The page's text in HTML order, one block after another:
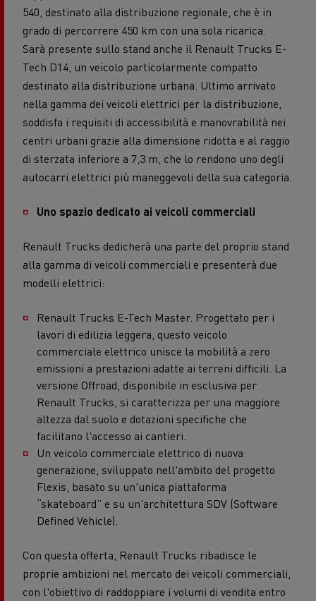
540, destinato alla distribuzione regionale, che è in
grado di percorrere 450 km con una sola ricarica.
Sarà presente sullo stand anche il Renault Trucks E-
Tech D14, un veicolo particolarmente compatto
destinato alla distribuzione urbana. Ultimo arrivato
nella gamma dei veicoli elettrici per la distribuzione,
soddisfa i requisiti di accessibilità e manovrabilità nei
centri urbani grazie alla dimensione ridotta e al raggio
di sterzata inferiore a 7,3 m, che lo rendono uno degli
autocarri elettrici più maneggevoli della sua categoria.
Uno spazio dedicato ai veicoli commerciali
Renault Trucks dedicherà una parte del proprio stand
alla gamma di veicoli commerciali e presenterà due
modelli elettrici:
Renault Trucks E-Tech Master. Progettato per i
lavori di edilizia leggera, questo veicolo
commerciale elettrico unisce la mobilità a zero
emissioni a prestazioni adatte ai terreni difficili. La
versione Offroad, disponibile in esclusiva per
Renault Trucks, si caratterizza per una maggiore
altezza dal suolo e dotazioni specifiche che
facilitano l'accesso ai cantieri.
Un veicolo commerciale elettrico di nuova
generazione, sviluppato nell'ambito del progetto
Flexis, basato su un'unica piattaforma
“skateboard” e su un'architettura SDV (Software
Defined Vehicle).
Con questa offerta, Renault Trucks ribadisce le
proprie ambizioni nel mercato dei veicoli commerciali,
con l'obiettivo di raddoppiare i volumi di vendita entro